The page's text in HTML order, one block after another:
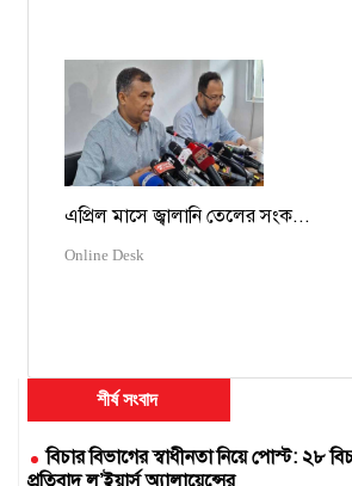
এপ্রিল মাসে জ্বালানি তেলের সংক...
Online Desk
শীর্ষ সংবাদ
বিচার বিভাগের স্বাধীনতা নিয়ে পোস্ট: ২৮
প্রতিবাদ ল’ইয়ার্স অ্যালায়েন্সের